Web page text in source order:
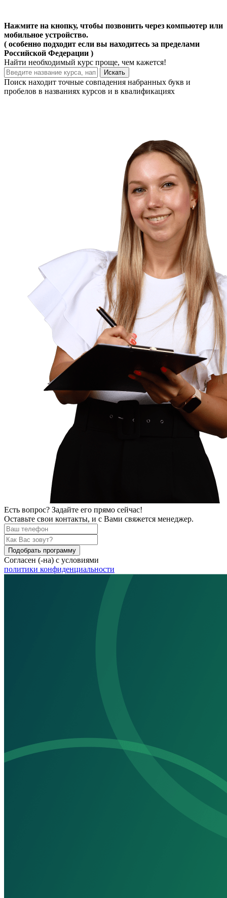
Нажмите на кнопку, чтобы позвонить через компьютер или
мобильное устройство.
( особенно подходит если вы находитесь за пределами
Российской Федерации )
Найти необходимый курс проще, чем кажется!
Искать
Поиск находит точные совпадения набранных букв и
пробелов в названиях курсов и в квалификациях
Есть вопрос? Задайте его прямо сейчас!
Оставьте свои контакты, и с Вами свяжется менеджер.
Подобрать программу
Согласен (-на) с условиями
политики конфиденциальности